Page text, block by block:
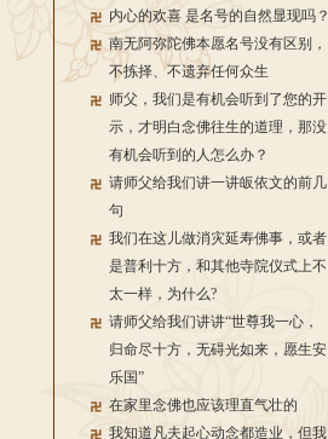
内心的欢喜 是名号的自然显现吗？
南无阿弥陀佛本愿名号没有区别，
不拣择、不遗弃任何众生
师父，我们是有机会听到了您的开
示，才明白念佛往生的道理，那没
有机会听到的人怎么办？
请师父给我们讲一讲皈依文的前几
句
我们在这儿做消灾延寿佛事，或者
是普利十方，和其他寺院仪式上不
太一样，为什么?
请师父给我们讲讲“世尊我一心，
归命尽十方，无碍光如来，愿生安
乐国”
在家里念佛也应该理直气壮的
我知道凡夫起心动念都造业，但我